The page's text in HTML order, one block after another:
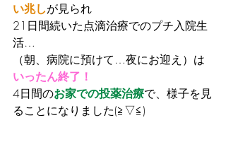
い兆しが見られ
21日間続いた点滴治療でのプチ入院生
活…
（朝、病院に預けて…夜にお迎え）は
いったん終了！
4日間のお家での投薬治療で、様子を見
ることになりました(≧▽≦)